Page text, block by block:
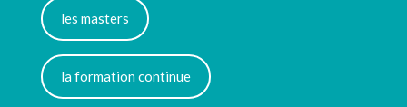
les masters
la formation continue